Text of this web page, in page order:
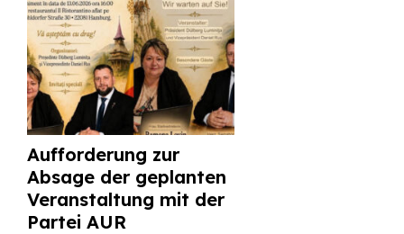
Aufforderung zur
Absage der geplanten
Veranstaltung mit der
Partei AUR